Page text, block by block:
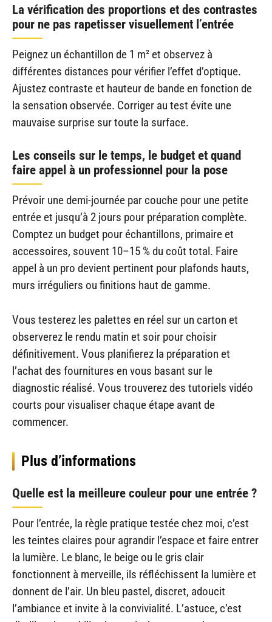
La vérification des proportions et des contrastes
pour ne pas rapetisser visuellement l’entrée
Peignez un échantillon de 1 m² et observez à
différentes distances pour vérifier l’effet d’optique.
Ajustez contraste et hauteur de bande en fonction de
la sensation observée. Corriger au test évite une
mauvaise surprise sur toute la surface.
Les conseils sur le temps, le budget et quand
faire appel à un professionnel pour la pose
Prévoir une demi-journée par couche pour une petite
entrée et jusqu’à 2 jours pour préparation complète.
Comptez un budget pour échantillons, primaire et
accessoires, souvent 10–15 % du coût total. Faire
appel à un pro devient pertinent pour plafonds hauts,
murs irréguliers ou finitions haut de gamme.
Vous testerez les palettes en réel sur un carton et
observerez le rendu matin et soir pour choisir
définitivement. Vous planifierez la préparation et
l’achat des fournitures en vous basant sur le
diagnostic réalisé. Vous trouverez des tutoriels vidéo
courts pour visualiser chaque étape avant de
commencer.
Plus d’informations
Quelle est la meilleure couleur pour une entrée ?
Pour l’entrée, la règle pratique testée chez moi, c’est
les teintes claires pour agrandir l’espace et faire entrer
la lumière. Le blanc, le beige ou le gris clair
fonctionnent à merveille, ils réfléchissent la lumière et
donnent de l’air. Un bleu pastel, discret, adoucit
l’ambiance et invite à la convivialité. L’astuce, c’est